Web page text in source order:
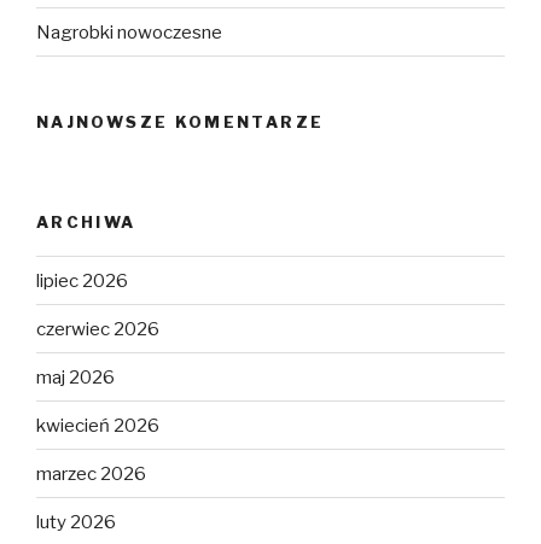
Nagrobki nowoczesne
NAJNOWSZE KOMENTARZE
ARCHIWA
lipiec 2026
czerwiec 2026
maj 2026
kwiecień 2026
marzec 2026
luty 2026